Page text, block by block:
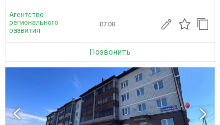
Агентство
регионального
развития
07.08
Позвонить